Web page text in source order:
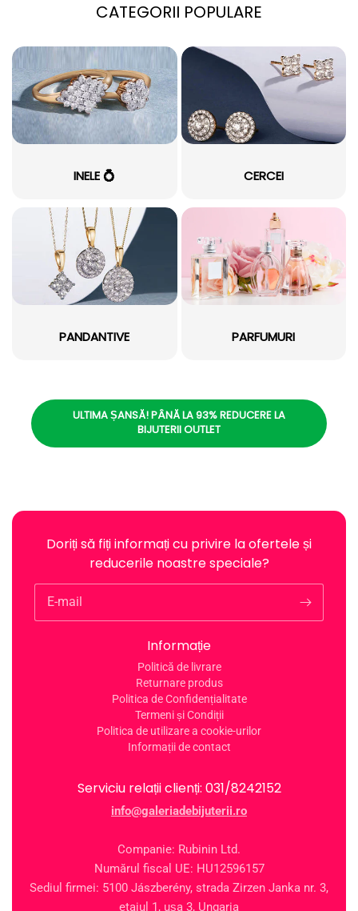
CATEGORII POPULARE
INELE 💍 CERCEI
PANDANTIVE PARFUMURI
ULTIMA ȘANSĂ! PÂNĂ LA 93% REDUCERE LA
BIJUTERII OUTLET
Serviciu relații clienți: 031/8242152
info@galeriadebijuterii.ro
Companie: Rubinin Ltd.
Numărul fiscal UE: HU12596157
Sediul firmei: 5100 Jászberény, strada Zirzen Janka nr. 3,
etajul 1, ușa 3, Ungaria
Informație
Politică de livrare
Returnare produs
Politica de Confidențialitate
Termeni și Condiții
Politica de utilizare a cookie-urilor
Informații de contact
Doriți să fiți informați cu privire la ofertele și
reducerile noastre speciale?
E-mail